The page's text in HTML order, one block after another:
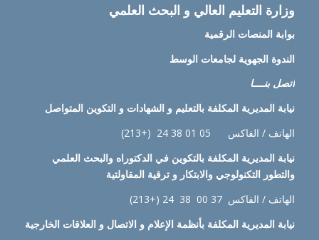
وزارة التعليم العالي و البحث العلمي
بوابة المنصات الرقمية
الندوة الجهوية لجامعات الوسط
اتصل بنــــا
نيابة المديرية المكلفة بالتعليم و الشهادات و التكوين المتواصل
الهاتف / الفاكس 05 01 38 24 (+213)
نيابة المديرية المكلفة بالتكوين في الدكتوراه والبحث العلمي
والتطور التكنولوجي والابتكار و ترقية المقاولتية
الهاتف / الفاكس 37 00 38 24 (+213)
نيابة المديرية المكلفة بأنظمة الإعلام و الاتصال و العلاقات الخارجية